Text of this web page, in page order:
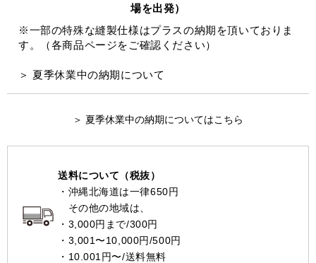
場を出発）
※一部の特殊な縫製仕様はプラスの納期を頂いておりま
す。（各商品ページをご確認ください）
＞ 夏季休業中の納期について
＞ 夏季休業中の納期についてはこちら
送料について（税抜）
・沖縄北海道は一律650円
その他の地域は、
・3,000円まで/300円
・3,001〜10,000円/500円
・10.001円〜/送料無料